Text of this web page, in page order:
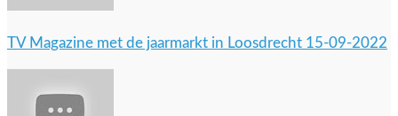
TV Magazine met de jaarmarkt in Loosdrecht 15-09-2022